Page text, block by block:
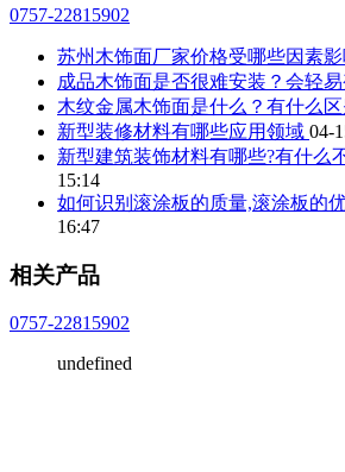
0757-22815902
苏州木饰面厂家价格受哪些因素影
成品木饰面是否很难安装？会轻易
木纹金属木饰面是什么？有什么区
新型装修材料有哪些应用领域 04-
新型建筑装饰材料有哪些?有什么
15:14
如何识别滚涂板的质量,滚涂板的
16:47
相关产品
0757-22815902
undefined